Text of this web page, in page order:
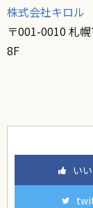
株式会社キロル
〒001-0010 札
8F